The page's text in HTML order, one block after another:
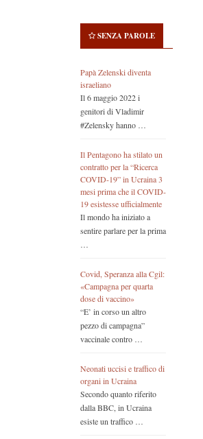
SENZA PAROLE
Papà Zelenski diventa
israeliano
Il 6 maggio 2022 i
genitori di Vladimir
#Zelensky hanno …
Il Pentagono ha stilato un
contratto per la “Ricerca
COVID-19” in Ucraina 3
mesi prima che il COVID-
19 esistesse ufficialmente
Il mondo ha iniziato a
sentire parlare per la prima
…
Covid, Speranza alla Cgil:
«Campagna per quarta
dose di vaccino»
“E’ in corso un altro
pezzo di campagna”
vaccinale contro …
Neonati uccisi e traffico di
organi in Ucraina
Secondo quanto riferito
dalla BBC, in Ucraina
esiste un traffico …